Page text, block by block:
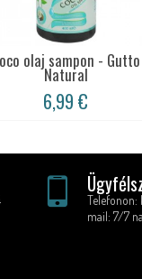
olaj sampon - Gutto
Natural
6,99 €
Telefonon:
mail: 7/7